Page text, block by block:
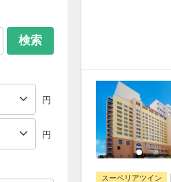
検索
円
円
スーペリアツイン